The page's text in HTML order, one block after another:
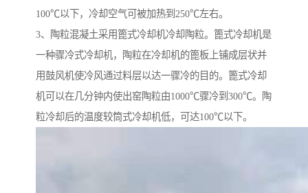
100℃以下，冷却空气可被加热到250℃左右。
3、陶粒混凝土采用篦式冷却机冷却陶粒。篦式冷却机是
一种骤冷式冷却机，陶粒在冷却机的篦板上铺成层状并
用鼓风机使冷风通过料层以达一骤冷的目的。篦式冷却
机可以在几分钟内使出窑陶粒由1000℃骤冷到300℃。陶
粒冷却后的温度较筒式冷却机低，可达100℃以下。